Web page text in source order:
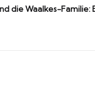
die Waalkes-Familie: